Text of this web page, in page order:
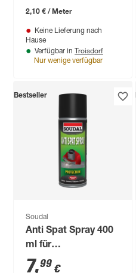
2,10 € / Meter
Keine Lieferung nach
Hause
Verfügbar in Troisdorf
Nur wenige verfügbar
Bestseller
Soudal
Anti Spat Spray 400
ml für
Schweißarbeiten
7,99 €